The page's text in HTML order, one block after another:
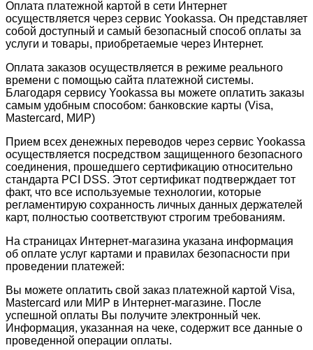
Оплата платежной картой в сети Интернет
осуществляется через сервис Yookassa. Он представляет
собой доступный и самый безопасный способ оплаты за
услуги и товары, приобретаемые через Интернет.
Оплата заказов осуществляется в режиме реального
времени с помощью сайта платежной системы.
Благодаря сервису Yookassa вы можете оплатить заказы
самым удобным способом: банковские карты (Visa,
Mastercard, МИР)
Прием всех денежных переводов через сервис Yookassa
осуществляется посредством защищенного безопасного
соединения, прошедшего сертификацию относительно
стандарта PCI DSS. Этот сертификат подтверждает тот
факт, что все используемые технологии, которые
регламентирую сохранность личных данных держателей
карт, полностью соответствуют строгим требованиям.
На страницах Интернет-магазина указана информация
об оплате услуг картами и правилах безопасности при
проведении платежей:
Вы можете оплатить свой заказ платежной картой Visa,
Mastercard или МИР в Интернет-магазине. После
успешной оплаты Вы получите электронный чек.
Информация, указанная на чеке, содержит все данные о
проведенной операции оплаты.